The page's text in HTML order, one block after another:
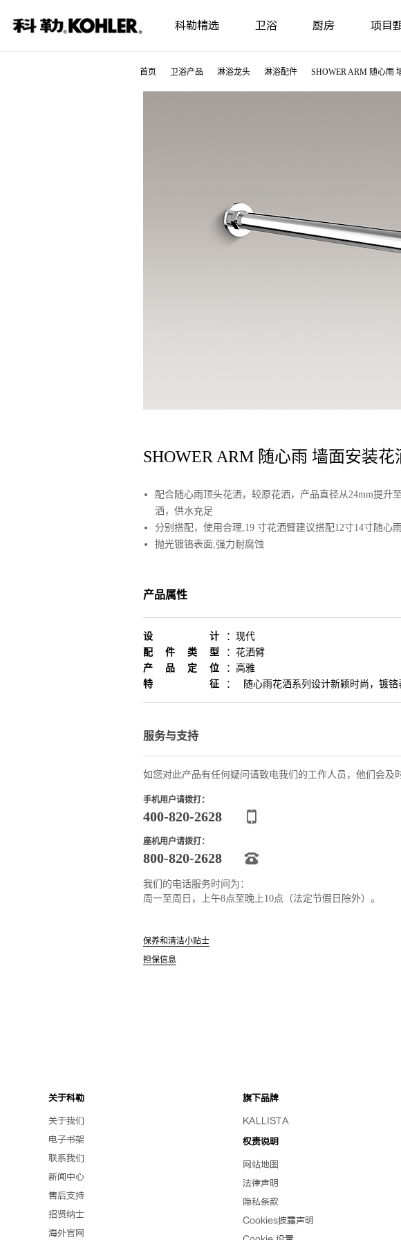
科勒精选 卫浴 厨房 项目
首页 卫浴产品 淋浴龙头 淋浴配件 SHOWER ARM 随心雨
SHOWER ARM 随心雨 墙面安装花
配合随心雨顶头花洒，较原花洒，产品直径从24mm提升
洒，供水充足
分别搭配，使用合理,19 寸花洒臂建议搭配12寸14寸随心
抛光镀铬表面,强力耐腐蚀
产品属性
设计 ： 现代
配件类型
： 花洒臂
产品定位
： 高雅
特征
： 随心雨花洒系列设计新颖时尚，镀
服务与支持
如您对此产品有任何疑问请致电我们的工作人员，他们会及
手机用户请拨打：
400-820-2628
座机用户请拨打：
800-820-2628
我们的电话服务时间为：
周一至周日，上午8点至晚上10点（法定节假日除外）。
保养和清洁小贴士
担保信息
关于科勒
关于我们
电子书架
联系我们
新闻中心
售后支持
招贤纳士
海外官网
旗下品牌
KALLISTA
权责说明
网站地图
法律声明
隐私条款
Cookies披露声明